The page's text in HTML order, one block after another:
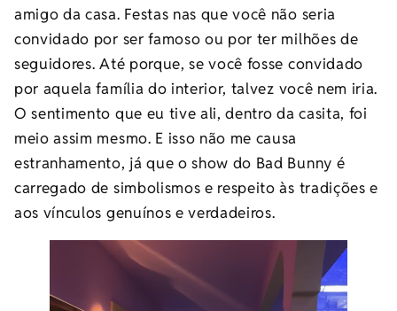
amigo da casa. Festas nas que você não seria
convidado por ser famoso ou por ter milhões de
seguidores. Até porque, se você fosse convidado
por aquela família do interior, talvez você nem iria.
O sentimento que eu tive ali, dentro da casita, foi
meio assim mesmo. E isso não me causa
estranhamento, já que o show do Bad Bunny é
carregado de simbolismos e respeito às tradições e
aos vínculos genuínos e verdadeiros.